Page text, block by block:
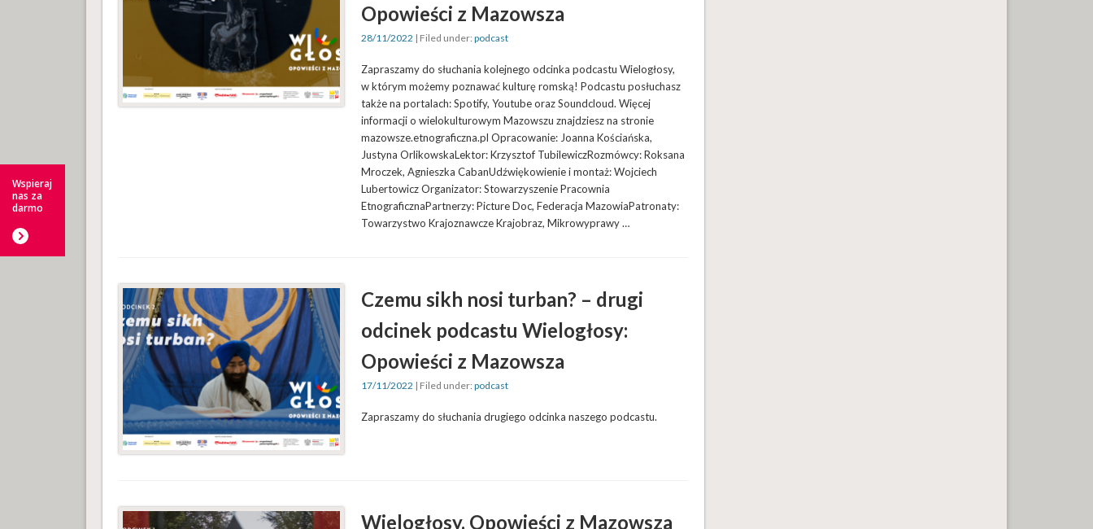
Opowieści z Mazowsza
28/11/2022 | Filed under: podcast
Zapraszamy do słuchania kolejnego odcinka podcastu Wielogłosy,
w którym możemy poznawać kulturę romską! Podcastu posłuchasz
także na portalach: Spotify, Youtube oraz Soundcloud. Więcej
informacji o wielokulturowym Mazowszu znajdziesz na stronie
mazowsze.etnograficzna.pl Opracowanie: Joanna Kościańska,
Justyna OrlikowskaLektor: Krzysztof TubilewiczRozmówcy: Roksana
Mroczek, Agnieszka CabanUdźwiękowienie i montaż: Wojciech
Lubertowicz Organizator: Stowarzyszenie Pracownia
EtnograficznaPartnerzy: Picture Doc, Federacja MazowiaPatronaty:
Towarzystwo Krajoznawcze Krajobraz, Mikrowyprawy …
Czemu sikh nosi turban? – drugi
odcinek podcastu Wielogłosy:
Opowieści z Mazowsza
17/11/2022 | Filed under: podcast
Zapraszamy do słuchania drugiego odcinka naszego podcastu.
Wielogłosy. Opowieści z Mazowsza
Wspieraj
nas za
darmo